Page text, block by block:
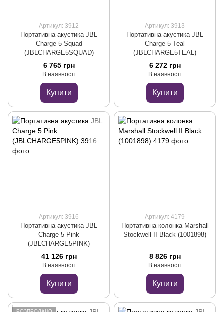
Артикул: 3912
Портативна акустика JBL
Charge 5 Squad
(JBLCHARGE5SQUAD)
6 765 грн
В наявності
Купити
Артикул: 3913
Портативна акустика JBL
Charge 5 Teal
(JBLCHARGE5TEAL)
6 272 грн
В наявності
Купити
Артикул: 3916
Портативна акустика JBL
Charge 5 Pink
(JBLCHARGE5PINK)
41 126 грн
В наявності
Купити
Артикул: 4179
Портативна колонка Marshall
Stockwell II Black (1001898)
8 826 грн
В наявності
Купити